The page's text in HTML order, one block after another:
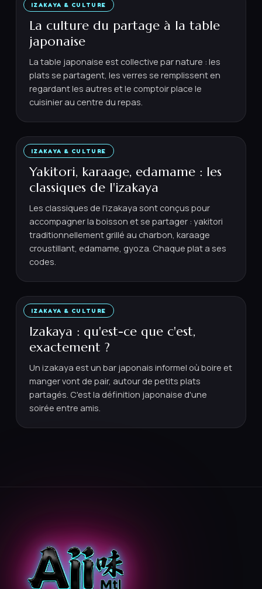
IZAKAYA & CULTURE
23 MAI 2026 · 5 MIN
La culture du partage à la table
japonaise
La table japonaise est collective par nature : les
plats se partagent, les verres se remplissent en
regardant les autres et le comptoir place le
cuisinier au centre du repas.
IZAKAYA & CULTURE
24 MAI 2026 · 6 MIN
Yakitori, karaage, edamame : les
classiques de l'izakaya
Les classiques de l'izakaya sont conçus pour
accompagner la boisson et se partager : yakitori
traditionnellement grillé au charbon, karaage
croustillant, edamame, gyoza. Chaque plat a ses
codes.
IZAKAYA & CULTURE
22 MAI 2026 · 5 MIN
Izakaya : qu'est-ce que c'est,
exactement ?
Un izakaya est un bar japonais informel où boire et
manger vont de pair, autour de petits plats
partagés. C'est la définition japonaise d'une
soirée entre amis.